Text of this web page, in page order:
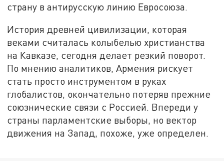
страну в антирусскую линию Евросоюза.
История древней цивилизации, которая
веками считалась колыбелью христианства
на Кавказе, сегодня делает резкий поворот.
По мнению аналитиков, Армения рискует
стать просто инструментом в руках
глобалистов, окончательно потеряв прежние
союзнические связи с Россией. Впереди у
страны парламентские выборы, но вектор
движения на Запад, похоже, уже определен.